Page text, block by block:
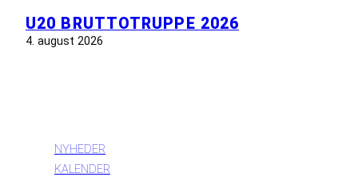
U20 BRUTTOTRUPPE 2026
4. august 2026
NYHEDER
KALENDER